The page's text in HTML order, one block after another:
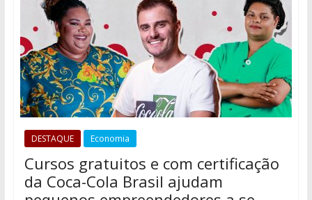
DESTAQUE Economia
Cursos gratuitos e com certificação
da Coca-Cola Brasil ajudam